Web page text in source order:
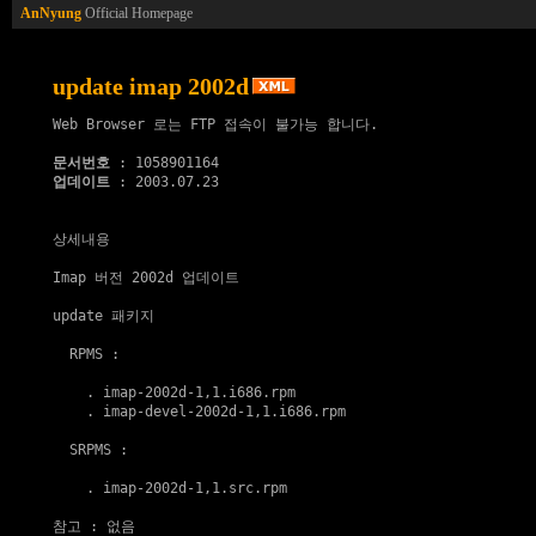
AnNyung Official Homepage
update imap 2002d
Web Browser 로는 FTP 접속이 불가능 합니다.
문서번호
업데이트 : 2003.07.23
상세내용
Imap 버전 2002d 업데이트
update 패키지
  RPMS :
    .
imap-2002d-1,1.i686.rpm
    .
imap-devel-2002d-1,1.i686.rpm
  SRPMS :
    .
imap-2002d-1,1.src.rpm
참고 : 없음